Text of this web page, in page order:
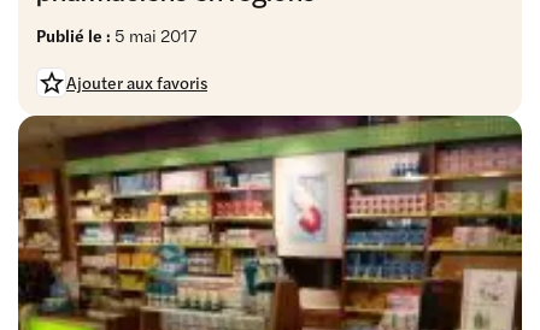
Publié le : 5 mai 2017
Ajouter aux favoris